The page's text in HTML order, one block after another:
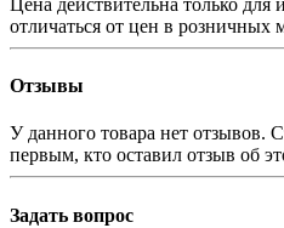
отличаться от цен в розничных
Отзывы
У данного товара нет отзывов.
первым, кто оставил отзыв об
Задать вопрос